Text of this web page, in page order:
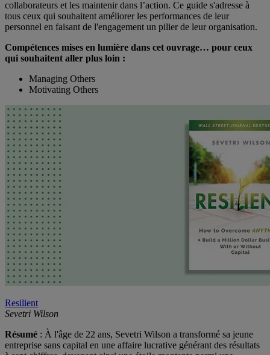
collaborateurs et les maintenir dans l’action. Ce guide s'adresse à
tous ceux qui souhaitent améliorer les performances de leur
personnel en faisant de l'engagement un pilier de leur organisation.
Compétences mises en lumière dans cet ouvrage… pour ceux
qui souhaitent aller plus loin :
Managing Others
Motivating Others
Resilient
Sevetri Wilson
Résumé : À l'âge de 22 ans, Sevetri Wilson a transformé sa jeune
entreprise sans capital en une affaire lucrative générant des résultats